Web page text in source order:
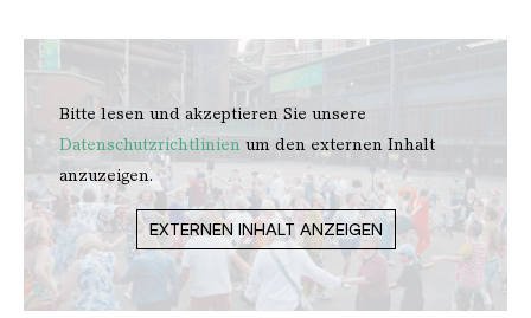
Bitte lesen und akzeptieren Sie unsere
Datenschutzrichtlinien um den externen Inhalt
anzuzeigen.
EXTERNEN INHALT ANZEIGEN